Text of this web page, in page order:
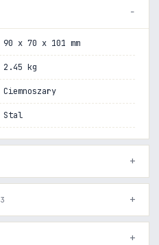
90 x 70 x 101 mm
2.45 kg
Ciemnoszary
Stal
3